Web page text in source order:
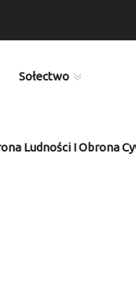
Sołectwo
Ludności I Obrona